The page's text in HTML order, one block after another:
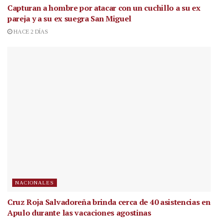
Capturan a hombre por atacar con un cuchillo a su ex
pareja y a su ex suegra San Miguel
HACE 2 DÍAS
NACIONALES
Cruz Roja Salvadoreña brinda cerca de 40 asistencias en
Apulo durante las vacaciones agostinas